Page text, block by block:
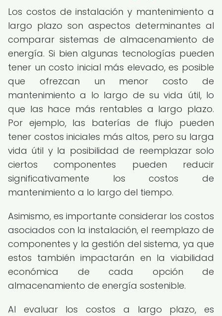
Los costos de instalación y mantenimiento a
largo plazo son aspectos determinantes al
comparar sistemas de almacenamiento de
energía. Si bien algunas tecnologías pueden
tener un costo inicial más elevado, es posible
que ofrezcan un menor costo de
mantenimiento a lo largo de su vida útil, lo
que las hace más rentables a largo plazo.
Por ejemplo, las baterías de flujo pueden
tener costos iniciales más altos, pero su larga
vida útil y la posibilidad de reemplazar solo
ciertos componentes pueden reducir
significativamente los costos de
mantenimiento a lo largo del tiempo.
Asimismo, es importante considerar los costos
asociados con la instalación, el reemplazo de
componentes y la gestión del sistema, ya que
estos también impactarán en la viabilidad
económica de cada opción de
almacenamiento de energía sostenible.
Al evaluar los costos a largo plazo, es